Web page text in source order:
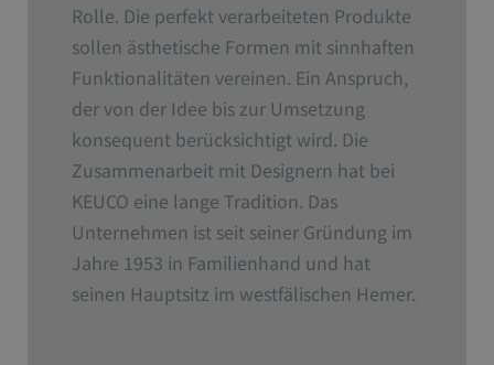
Rolle. Die perfekt verarbeiteten Produkte
sollen ästhetische Formen mit sinnhaften
Funktionalitäten vereinen. Ein Anspruch,
der von der Idee bis zur Umsetzung
konsequent berücksichtigt wird. Die
Zusammenarbeit mit Designern hat bei
KEUCO eine lange Tradition. Das
Unternehmen ist seit seiner Gründung im
Jahre 1953 in Familienhand und hat
seinen Hauptsitz im westfälischen Hemer.